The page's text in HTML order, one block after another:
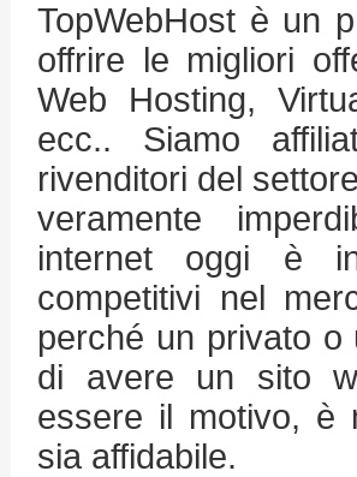
TopWebHost è un
offrire le migliori
Web Hosting,
ecc.. Siamo
rivenditori del
veramente
internet oggi è
competitivi nel
perché un privato o
di avere un sito
essere il motivo, è
sia affidabile.